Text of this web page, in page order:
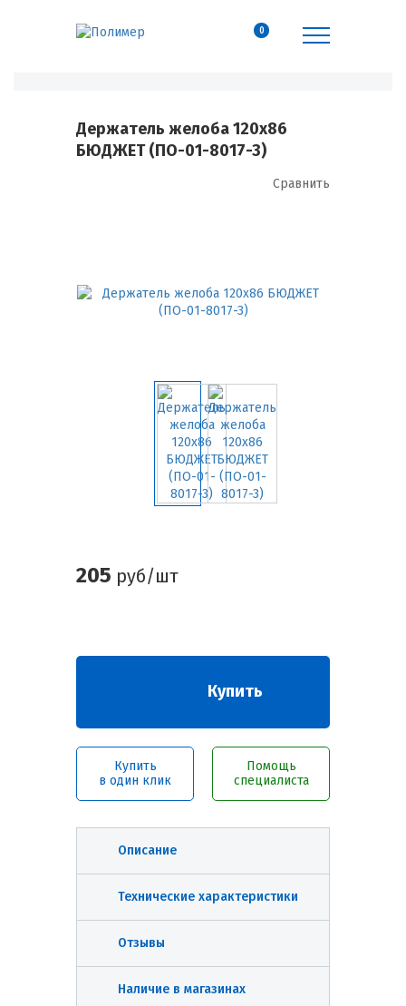
0
Держатель желоба 120х86
БЮДЖЕТ (ПО-01-8017-3)
Сравнить
205 руб/шт
Купить
Купить
в один клик
Помощь
специалиста
Описание
Технические характеристики
Отзывы
Наличие в магазинах